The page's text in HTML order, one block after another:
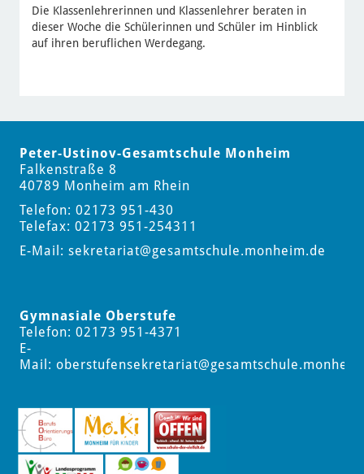
Die Klassenlehrerinnen und Klassenlehrer beraten in
dieser Woche die Schülerinnen und Schüler im Hinblick
auf ihren beruflichen Werdegang.
Peter-Ustinov-Gesamtschule Monheim
Falkenstraße 8
40789 Monheim am Rhein
Telefon: 02173 951-430
Telefax: 02173 951-254311
E-Mail: sekretariat@gesamtschule.monheim.de
Gymnasiale Oberstufe
Telefon: 02173 951-4371
E-
Mail: oberstufensekretariat